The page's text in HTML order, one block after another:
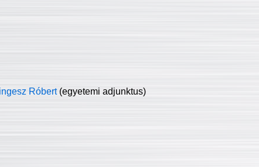
Róbert (egyetemi adjunktus)